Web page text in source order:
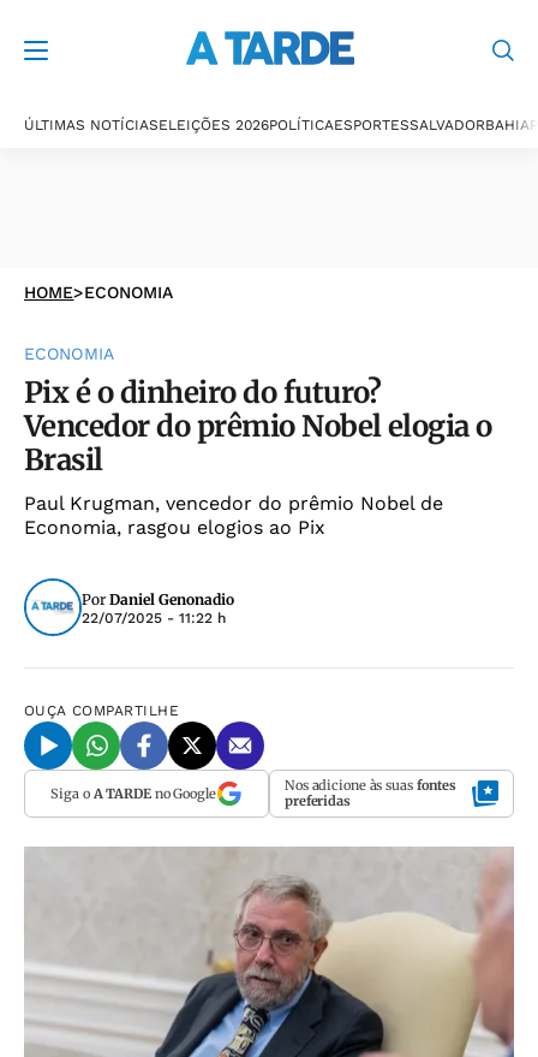
ÚLTIMAS NOTÍCIASELEIÇÕES 2026POLÍTICAESPORTESSALVADORBAHIA
HOME>ECONOMIA
ECONOMIA
Pix é o dinheiro do futuro?
Vencedor do prêmio Nobel elogia o
Brasil
Paul Krugman, vencedor do prêmio Nobel de
Economia, rasgou elogios ao Pix
Por Daniel Genonadio
22/07/2025 - 11:22 h
OUÇA COMPARTILHE
Siga o A TARDEno Google Nos adicione às suas fontes
preferidas